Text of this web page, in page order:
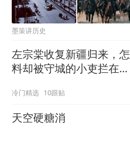
墨策讲历史
左宗棠收复新疆归来，怎
料却被守城的小吏拦在城
冷门精选 10跟贴
天空硬糖消